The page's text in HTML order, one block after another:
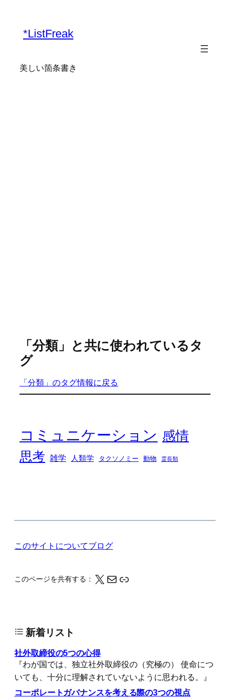
*ListFreak
美しい箇条書き
「分類」と共に使われているタ
グ
「分類」のタグ情報に戻る
コミュニケーション 感情
思考 雑学 人類学 タクソノミー 動物 霊長類
このサイトについてブログ
このページを共有する： X メール このページの情報をクリップボードにコピーする
新着リスト
社外取締役の5つの心得
『わが国では、独立社外取締役の（究極の） 使命につ
いても、十分に理解されていないように思われる。』
コーポレートガバナンスを考える際の3つの視点